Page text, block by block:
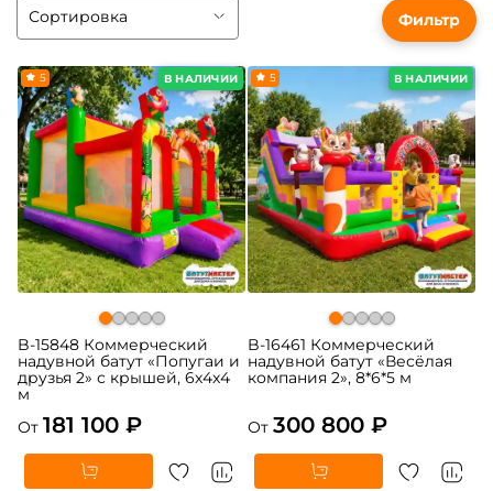
В НАЛИЧИИ
5
B-15848 Коммерческий
надувной батут «Попугаи и
друзья 2» с крышей, 6x4x4
м
От 181 100 ₽
В НАЛИЧИИ
5
B-16461 Коммерческий
надувной батут «Весёлая
компания 2», 8*6*5 м
От 300 800 ₽
Фильтр